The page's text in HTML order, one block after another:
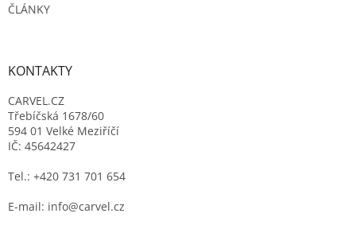
ČLÁNKY
KONTAKTY
CARVEL.CZ
Třebíčská 1678/60
594 01 Velké Meziříčí
IČ: 45642427
Tel.: +420 731 701 654
E-mail: info@carvel.cz